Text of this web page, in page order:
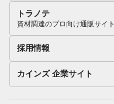
トラノテ
資材調達のプロ向け通販サイト
採用情報
カインズ 企業サイト